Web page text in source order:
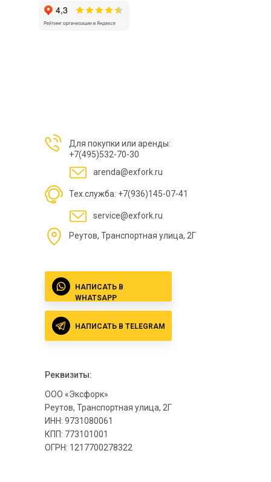
Для покупки или аренды:
+7(495)532-70-30
service@exfork.ru
arenda@exfork.ru
ООО «Эксфорк»
Реутов, Транспортная улица, 2Г
ИНН: 9731080061
КПП: 773101001
ОГРН: 1217700278322
Реутов, Транспортная улица, 2Г
Тех.служба: +7(936)145-07-41
Реквизиты:
НАПИСАТЬ В
WHATSAPP
НАПИСАТЬ В TELEGRAM